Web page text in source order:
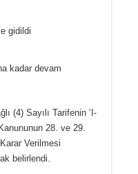
gidildi
kadar devam
(4) Sayılı Tarifenin ‘I-
28. ve 29.
Verilmesi
belirlendi.